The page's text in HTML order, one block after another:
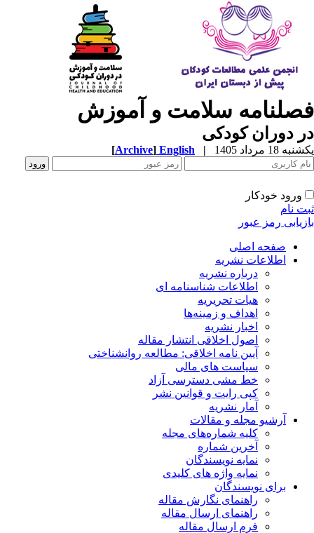
سلامت و آموزش
دوران کودکی
18 مرداد 1405 |
English
[Archive]
ورود خودکار
نام
رمز عبور
صفحه اصلی
اطلاعات نشریه
درباره نشریه
اطلاعات شناسنامه ای
هیات تحریریه
اهداف و زمینه‌ها
اخبار نشریه
اصول اخلاقی انتشار مقاله
آیین نامه اخلاقی: مطالعه روانشناختی
سیاست های مالی
خط مشی دسترسی آزاد
کپی رایت و قوانین نشر
آمار نشریه
آرشیو مجله و مقالات
کلیه شماره‌های مجله
آخرین شماره
نمایه نویسندگان
نمایه واژه های کلیدی
برای نویسندگان
راهنمای نگارش مقاله
راهنمای ارسال مقاله
فرم ارسال مقاله